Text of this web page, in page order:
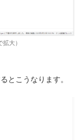
大）
とこうなります。